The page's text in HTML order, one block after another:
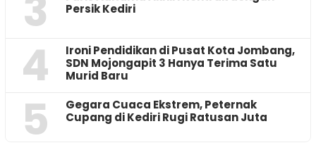
Persik Kediri
4
Ironi Pendidikan di Pusat Kota Jombang,
SDN Mojongapit 3 Hanya Terima Satu
Murid Baru
5
‎Gegara Cuaca Ekstrem, Peternak
Cupang di Kediri Rugi Ratusan Juta